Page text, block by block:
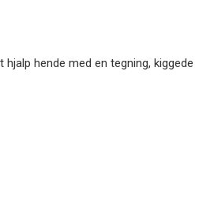
hjalp hende med en tegning, kiggede